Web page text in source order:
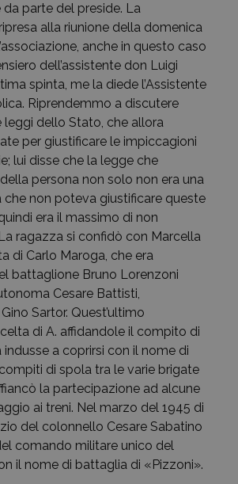
da parte del preside. La
alla riunione della domenica
anche in questo caso
dell’assistente don Luigi
spinta, me la diede l’Assistente
Riprendemmo a discutere
leggi dello Stato, che allora
per giustificare le impiccagioni
lui disse che la legge che
persona non solo non era una
che non poteva giustificare queste
era il massimo di non
ragazza si confidò con Marcella
di Carlo Maroga, che era
battaglione Bruno Lorenzoni
Cesare Battisti,
Sartor. Quest’ultimo
di A. affidandole il compito di
a coprirsi con il nome di
di spola tra le varie brigate
la partecipazione ad alcune
ai treni. Nel marzo del 1945 di
del colonnello Cesare Sabatino
comando militare unico del
il nome di battaglia di «Pizzoni».